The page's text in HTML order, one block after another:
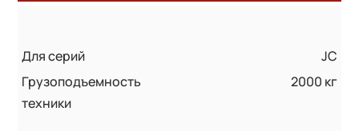
Для серий
JC
Грузоподъемность
техники
2000 кг